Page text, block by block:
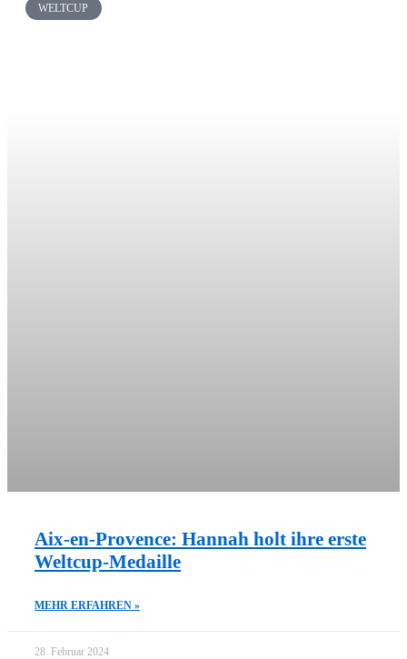
WELTCUP
Aix-en-Provence: Hannah holt ihre erste
Weltcup-Medaille
MEHR ERFAHREN »
28. Februar 2024